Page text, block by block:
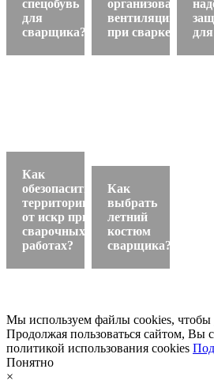
спецобувь
для
сварщика?
организовать
вентиляцию
при сварке?
Как
обезопасить
территорию
от искр при
сварочных
работах?
Как
выбрать
летний
костюм
сварщика?
Мы используем файлы cookies, чтобы
Продолжая пользоваться сайтом, Вы
политикой использования cookies
Понятно
×